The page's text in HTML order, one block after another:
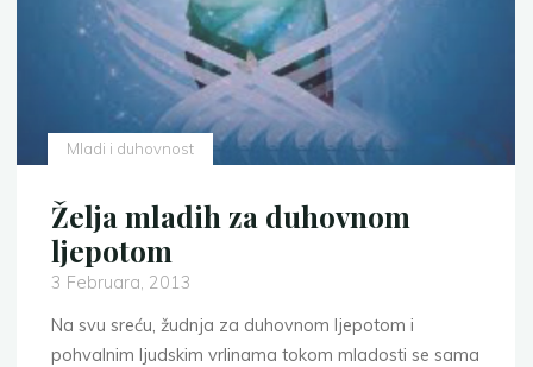
Mladi i duhovnost
Želja mladih za duhovnom
ljepotom
3 Februara, 2013
Na svu sreću, žudnja za duhovnom ljepotom i
pohvalnim ljudskim vrlinama tokom mladosti se sama